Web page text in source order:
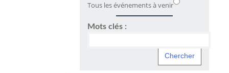
Tous les événements à venir
Mots clés :